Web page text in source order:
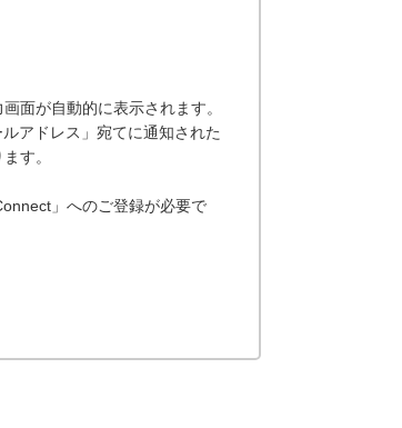
面が自動的に表示されます。
アドレス」宛てに通知された
す。
」へのご登録が必要で